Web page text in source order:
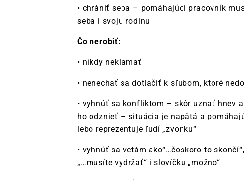
• chrániť seba – pomáhajúci pracovník
seba i svoju rodinu
Čo nerobiť:
• nikdy neklamať
• nenechať sa dotlačiť k sľubom, ktoré
• vyhnúť sa konfliktom – skôr uznať hnev
ho odznieť – situácia je napätá a
lebo reprezentuje ľudí „zvonku“
• vyhnúť sa vetám ako“…čoskoro to
„…musíte vydržať“ i slovíčku „možno“